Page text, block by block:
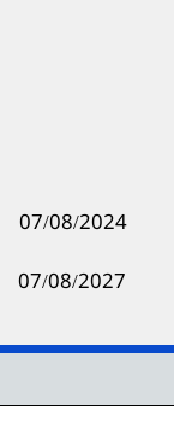
07/08/2024
07/08/2027